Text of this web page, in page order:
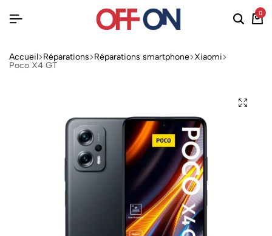
0
Accueil Réparations Réparations smartphone Xiaomi
Poco X4 GT